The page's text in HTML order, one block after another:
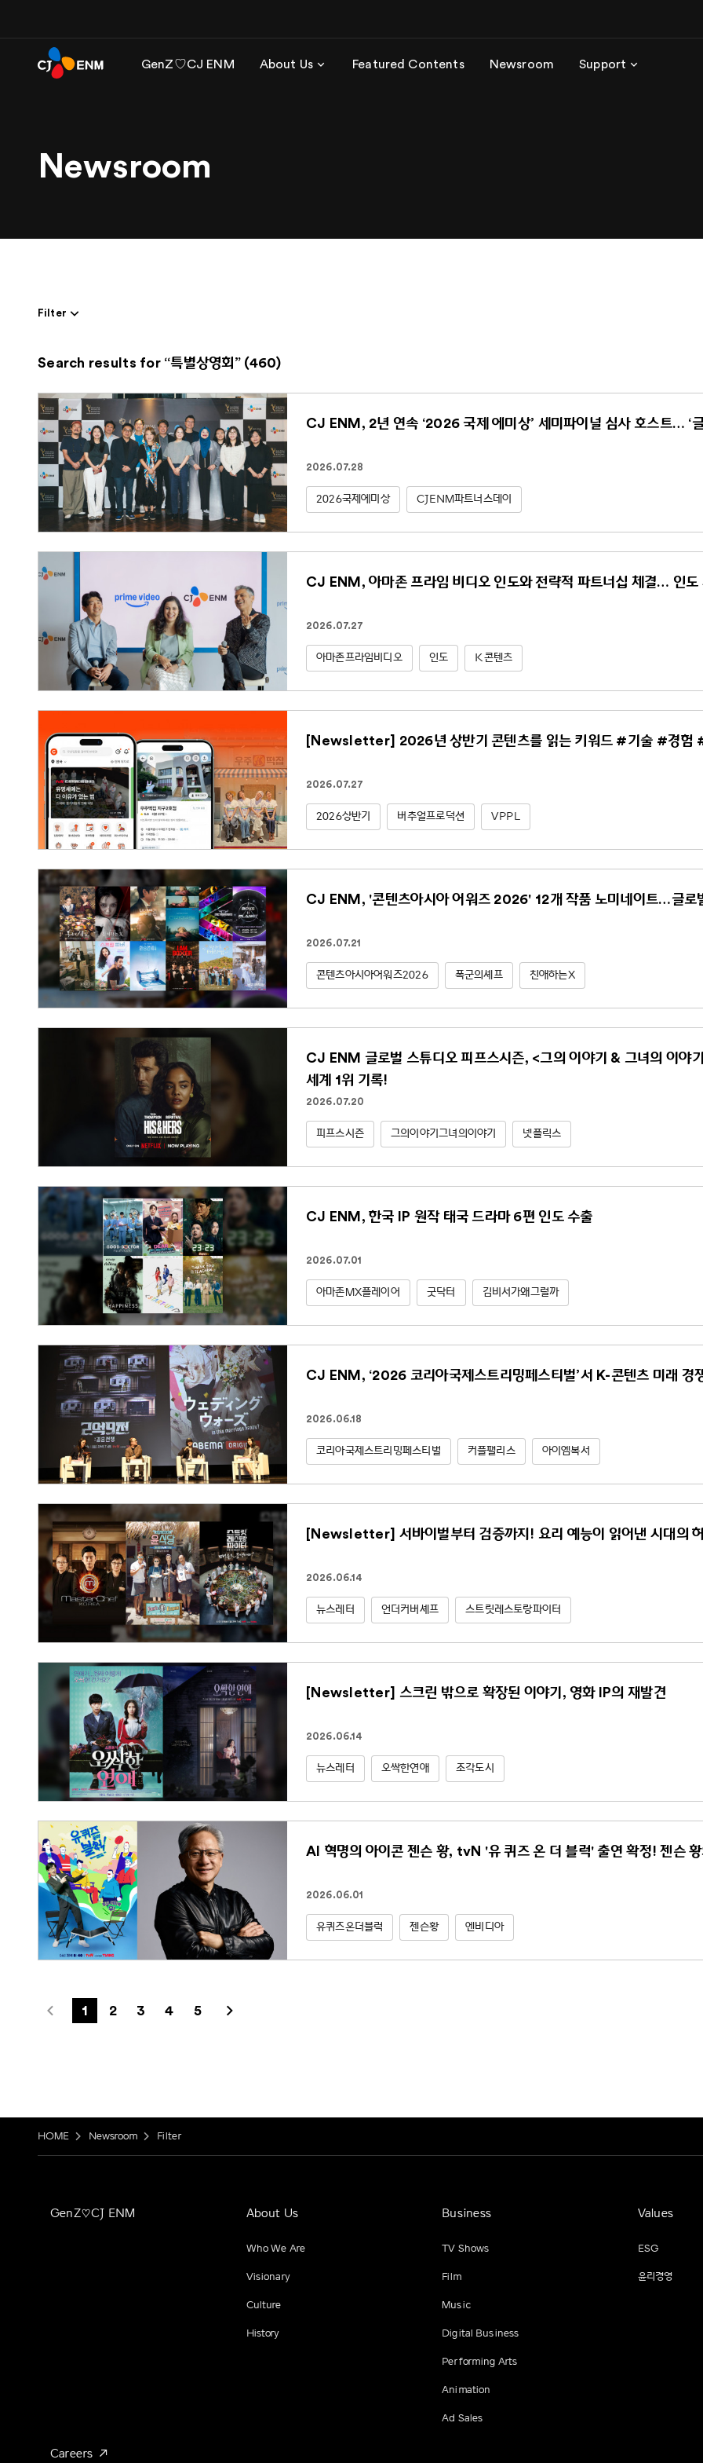
GenZ♡CJ ENM About Us Featured Contents Newsroom Support
Newsroom
Filter
Search results for “특별상영회” (460)
CJ ENM, 2년 연속 ‘2026 국제 에미상’ 세미파이널 심사 호스트… ‘
2026.07.28
2026국제에미상 CJENM파트너스데이
CJ ENM, 아마존 프라임 비디오 인도와 전략적 파트너십 체결… 인
2026.07.27
아마존프라임비디오 인도 K콘텐츠
[Newsletter] 2026년 상반기 콘텐츠를 읽는 키워드 #기술 #경험
2026.07.27
2026상반기 버추얼프로덕션 VPPL
CJ ENM, '콘텐츠아시아 어워즈 2026' 12개 작품 노미네이트…글로
2026.07.21
콘텐츠아시아어워즈2026 폭군의셰프 친애하는X
CJ ENM 글로벌 스튜디오 피프스시즌, <그의 이야기 & 그녀의 이
세계 1위 기록!
2026.07.20
피프스시즌 그의이야기그녀의이야기 넷플릭스
CJ ENM, 한국 IP 원작 태국 드라마 6편 인도 수출
2026.07.01
아마존MX플레이어 굿닥터 김비서가왜그럴까
CJ ENM, ‘2026 코리아국제스트리밍페스티벌’서 K-콘텐츠 미래 경
2026.06.18
코리아국제스트리밍페스티벌 커플팰리스 아이엠복서
[Newsletter] 서바이벌부터 검증까지! 요리 예능이 읽어낸 시대의
2026.06.14
뉴스레터 언더커버셰프 스트릿레스토랑파이터
[Newsletter] 스크린 밖으로 확장된 이야기, 영화 IP의 재발견
2026.06.14
뉴스레터 오싹한연애 조각도시
AI 혁명의 아이콘 젠슨 황, tvN '유 퀴즈 온 더 블럭' 출연 확정! 젠슨
2026.06.01
유퀴즈온더블럭 젠슨황 엔비디아
1 2 3 4 5
HOME Newsroom Filter
GenZ♡CJ ENM About Us
Who We Are
Visionary
Culture
History
Business
TV Shows
Film
Music
Digital Business
Performing Arts
Animation
Ad Sales
Values
ESG
윤리경영
Careers